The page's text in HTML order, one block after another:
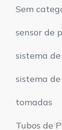
Sem
sensor de
sistema
sistema
tomadas
Tubos de